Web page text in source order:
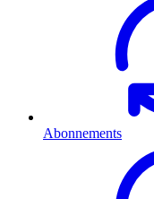
Abonnements